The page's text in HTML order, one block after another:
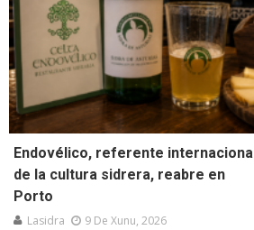
Endovélico, referente internacional
de la cultura sidrera, reabre en
Porto
Lasidra 9 De Xunu, 2026